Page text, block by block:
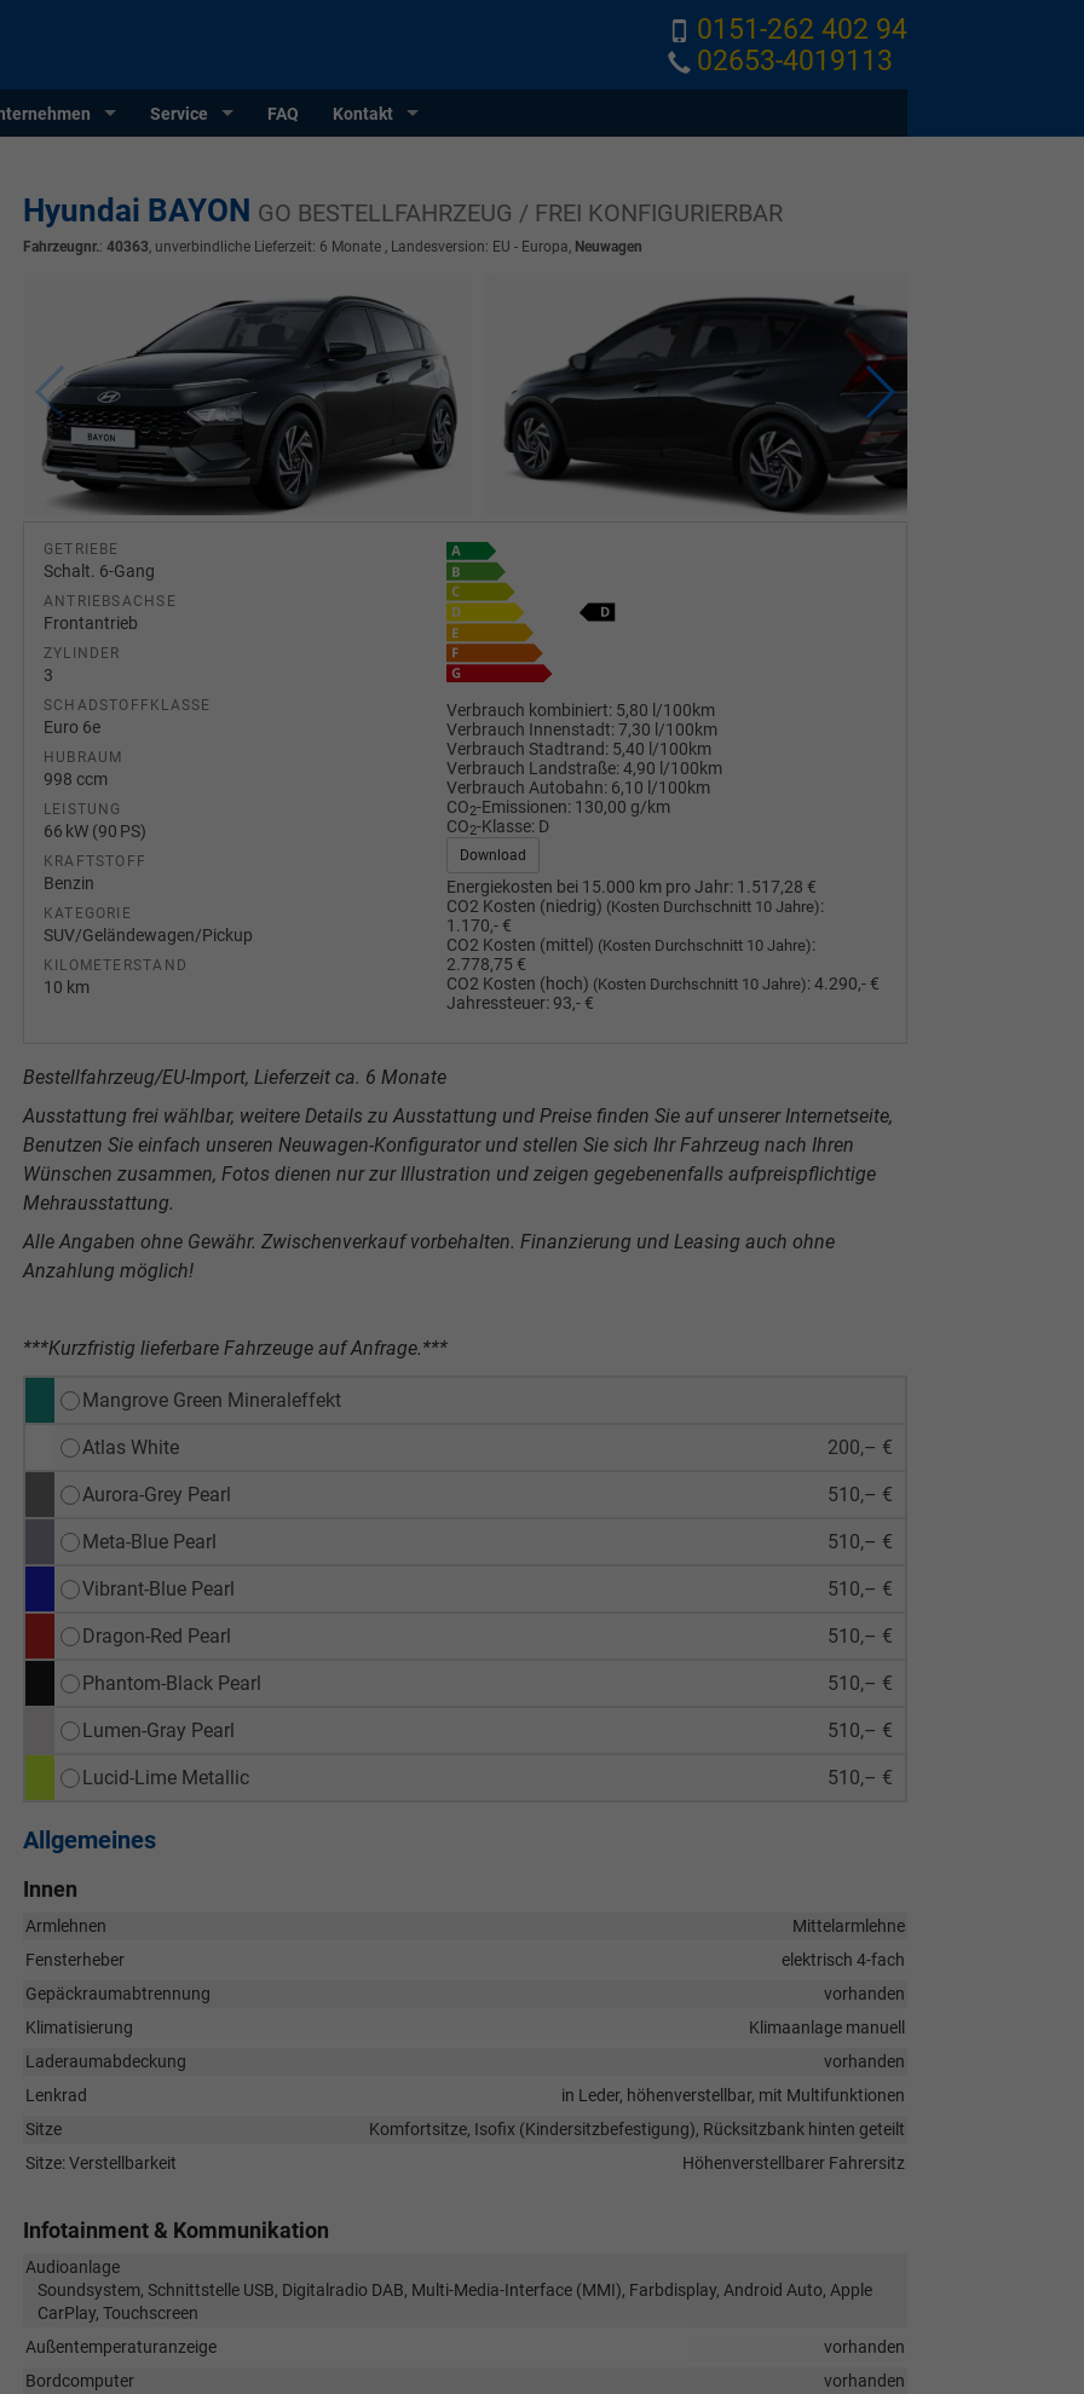
0151-262 402 94
02653-4019113
Service FAQ Kontakt
Hyundai BAYON GO BESTELLFAHRZEUG / FREI KONFIGURIERBAR
Fahrzeugnr.: 40363, unverbindliche Lieferzeit: 6 Monate, Landesversion: EU - Europa, Neuwagen
GETRIEBE
Schalt. 6-Gang
ANTRIEBSACHSE
Frontantrieb
ZYLINDER
3
SCHADSTOFFKLASSE
Euro 6e
HUBRAUM
998 ccm
LEISTUNG
66 kW (90 PS)
KRAFTSTOFF
Benzin
KATEGORIE
SUV/Geländewagen/Pickup
KILOMETERSTAND
10 km
Verbrauch kombiniert: 5,80 l/100km
Verbrauch Innenstadt:7,30 l/100km
Verbrauch Stadtrand: 5,40 l/100km
Verbrauch Landstraße:4,90 l/100km
Verbrauch Autobahn: 6,10 l/100km
CO2-Emissionen: 130,00 g/km
CO2-Klasse: D
Download
Energiekosten bei 15.000 km pro Jahr: 1.517,28 €
CO2 Kosten (niedrig) (Kosten Durchschnitt 10 Jahre):
1.170,- €
CO2 Kosten (mittel) (Kosten Durchschnitt 10 Jahre):
2.778,75 €
CO2 Kosten (hoch) (Kosten Durchschnitt 10 Jahre):4.290,- €
Jahressteuer: 93,- €
Bestellfahrzeug/EU-Import, Lieferzeit ca. 6 Monate
Ausstattung frei wählbar, weitere Details zu Ausstattung und Preise finden Sie auf unserer Internetseite,
Benutzen Sie einfach unseren Neuwagen-Konfigurator und stellen Sie sich Ihr Fahrzeug nach Ihren
Wünschen zusammen, Fotos dienen nur zur Illustration und zeigen gegebenenfalls aufpreispflichtige
Mehrausstattung.
Alle Angaben ohne Gewähr. Zwischenverkauf vorbehalten. Finanzierung und Leasing auch ohne
Anzahlung möglich!
***Kurzfristig lieferbare Fahrzeuge auf Anfrage.***
Mangrove Green Mineraleffekt
Atlas White 200,– €
Aurora-Grey Pearl 510,– €
Meta-Blue Pearl 510,– €
Vibrant-Blue Pearl 510,– €
Dragon-Red Pearl 510,– €
Phantom-Black Pearl 510,– €
Lumen-Gray Pearl 510,– €
Lucid-Lime Metallic 510,– €
Allgemeines
Innen
Armlehnen
Mittelarmlehne
Fensterheber
elektrisch 4-fach
Gepäckraumabtrennung
vorhanden
Klimatisierung
Klimaanlage manuell
Laderaumabdeckung
vorhanden
Lenkrad
in Leder, höhenverstellbar, mit Multifunktionen
Sitze
Komfortsitze, Isofix (Kindersitzbefestigung), Rücksitzbank hinten geteilt
Sitze: Verstellbarkeit
Höhenverstellbarer Fahrersitz
Infotainment & Kommunikation
Audioanlage
Soundsystem, Schnittstelle USB, Digitalradio DAB, Multi-Media-Interface (MMI), Farbdisplay, Android Auto, Apple
CarPlay, Touchscreen
Außentemperaturanzeige
vorhanden
Bordcomputer
vorhanden